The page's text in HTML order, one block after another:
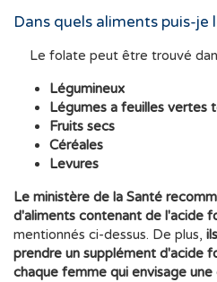
Dans quels aliments puis-je
Le folate peut être trouvé
Légumineux
Légumes a feuilles vertes
Fruits secs
Céréales
Levures
Le ministère de la Santé
d'aliments contenant de l'acide
mentionnés ci-dessus. De plus,
prendre un supplément d'acide
chaque femme qui envisage une